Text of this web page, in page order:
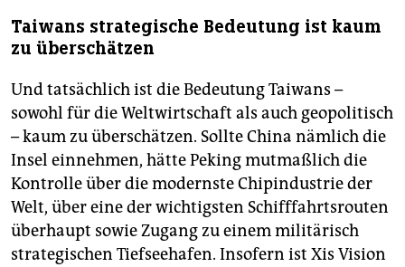
Taiwans strategische Bedeutung ist kaum
zu überschätzen
Und tatsächlich ist die Bedeutung Taiwans –
sowohl für die Weltwirtschaft als auch geopolitisch
– kaum zu überschätzen. Sollte China nämlich die
Insel einnehmen, hätte Peking mutmaßlich die
Kontrolle über die modernste Chipindustrie der
Welt, über eine der wichtigsten Schifffahrtsrouten
überhaupt sowie Zugang zu einem militärisch
strategischen Tiefseehafen. Insofern ist Xis Vision